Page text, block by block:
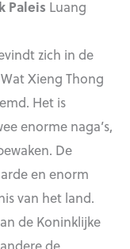
Paleis Luang
zich in de
Xieng Thong
Het is
enorme naga’s,
De
en enorm
van het land.
de Koninklijke